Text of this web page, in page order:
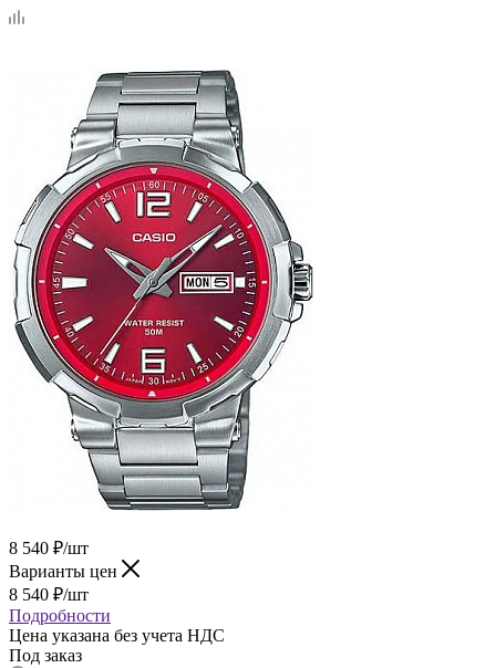
8 540 ₽/шт
Варианты цен
8 540 ₽/шт
Подробности
Цена указана без учета НДС
Под заказ